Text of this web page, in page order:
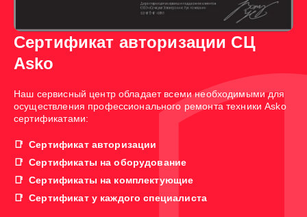
Сертификат авторизации СЦ
Asko
Наш сервисный центр обладает всеми необходимыми для
осуществления профессионального ремонта техники Asko
сертификатами:
Сертификат авторизации
Сертификаты на оборудование
Сертификаты на комплектующие
Сертификат у каждого специалиста